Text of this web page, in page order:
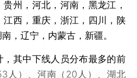
州，河北，河南，黑龙江，
江西，重庆，浙江，四川，陕
，辽宁，内蒙古，新疆。
其中下线人员分布最多的前
人）、河南（20人）、湖北